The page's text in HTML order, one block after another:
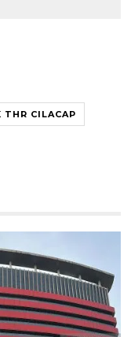
THR CILACAP